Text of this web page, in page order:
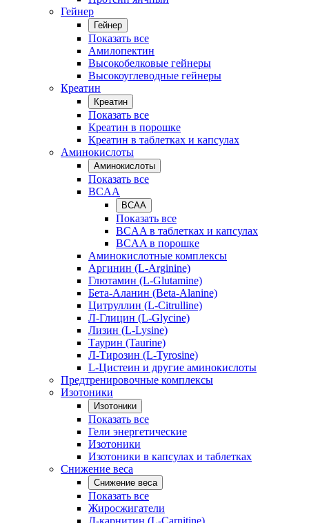
Гейнер
Гейнер
Показать все
Амилопектин
Высокобелковые гейнеры
Высокоуглеводные гейнеры
Креатин
Креатин
Показать все
Креатин в порошке
Креатин в таблетках и капсулах
Аминокислоты
Аминокислоты
Показать все
BCAA
BCAA
Показать все
BCAA в таблетках и капсулах
BCAA в порошке
Аминокислотные комплексы
Аргинин (L-Arginine)
Глютамин (L-Glutamine)
Бета-Аланин (Beta-Alanine)
Цитруллин (L-Citrulline)
Л-Глицин (L-Glycine)
Лизин (L-Lysine)
Таурин (Taurine)
Л-Тирозин (L-Tyrosine)
L-Цистеин и другие аминокислоты
Предтренировочные комплексы
Изотоники
Изотоники
Показать все
Гели энергетические
Изотоники
Изотоники в капсулах и таблетках
Снижение веса
Снижение веса
Показать все
Жиросжигатели
Л-карнитин (L-Carnitine)